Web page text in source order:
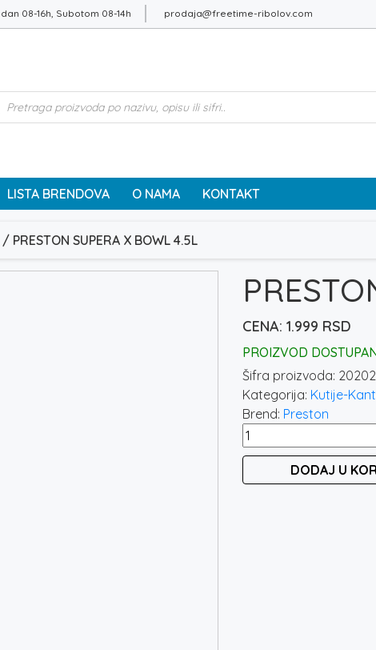
08-16h, Subotom 08-14h prodaja@freetime-ribolov.com
LISTA BRENDOVA O NAMA KONTAKT
/ PRESTON SUPERA X BOWL 4.5L
1.999 RSD
PROIZVOD
Šifra proizvoda: 20202
Kategorija: Kutije-
Brend: Preston
PRESTON
SUPERA
BOWL
DODAJ U